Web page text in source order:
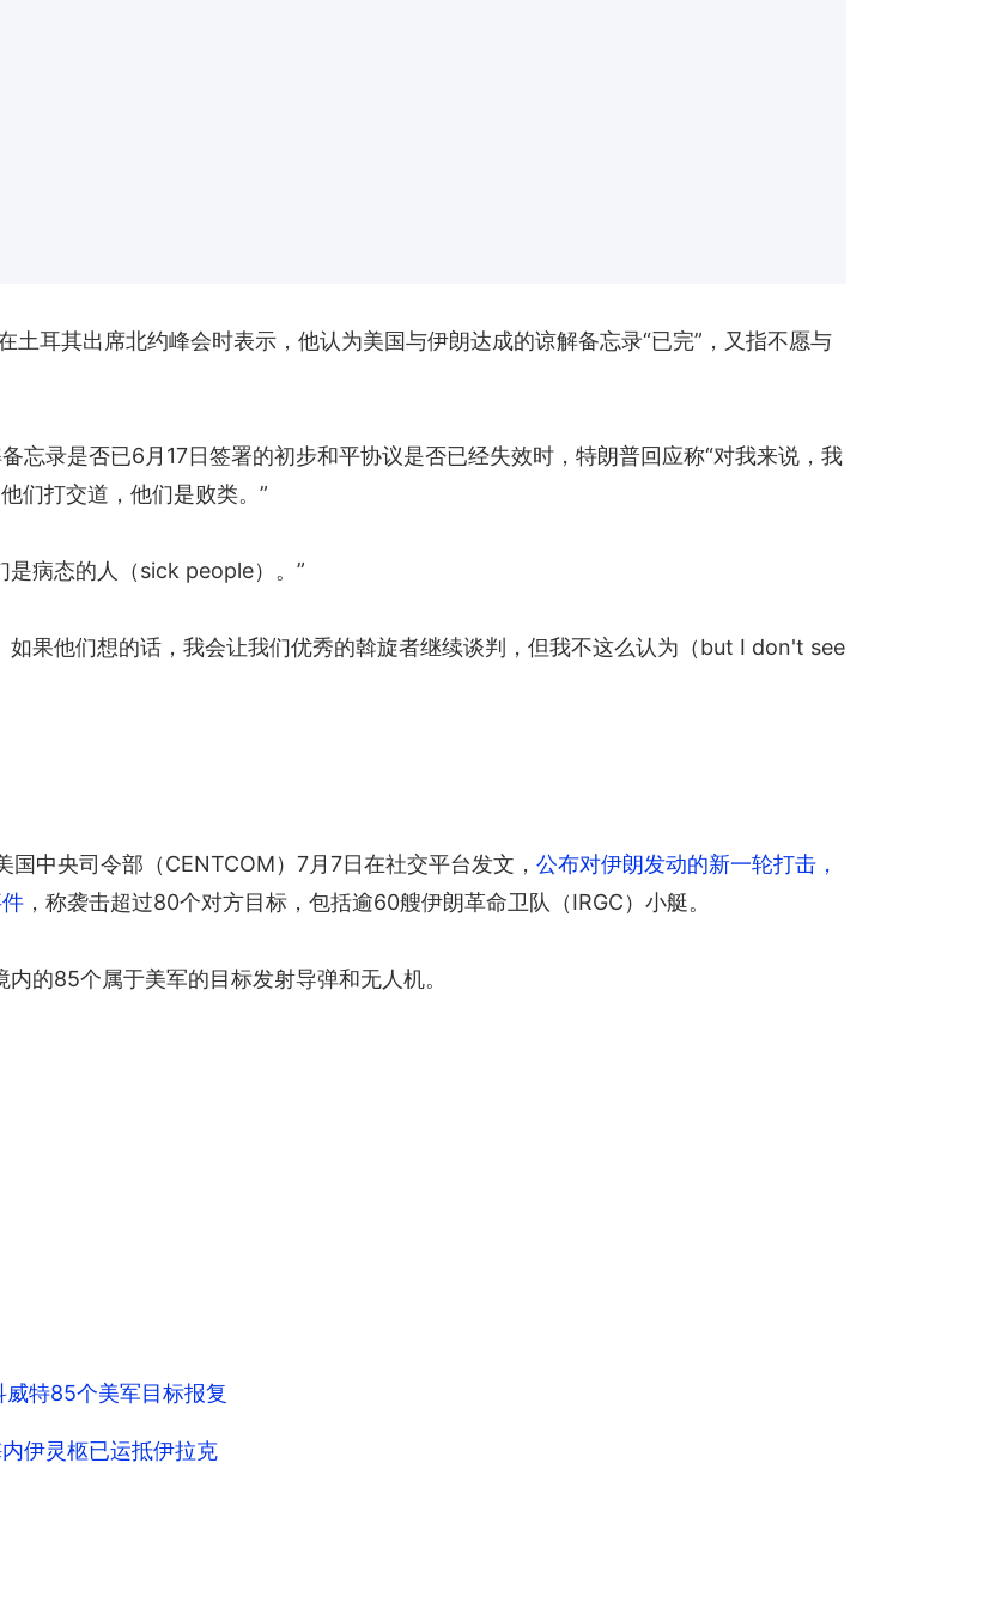
耳其出席北约峰会时表示，他认为美国与伊朗达成的谅解备忘录“已完”，又指不愿与
忘录是否已6月17日签署的初步和平协议是否已经失效时，特朗普回应称“对我来说，我
们打交道，他们是败类。”
是病态的人（sick people）。”
如果他们想的话，我会让我们优秀的斡旋者继续谈判，但我不这么认为（but I don't see
中央司令部（CENTCOM）7月7日在社交平台发文， 公布对伊朗发动的新一轮打击，
，称袭击超过80个对方目标，包括逾60艘伊朗革命卫队（IRGC）小艇。
的85个属于美军的目标发射导弹和无人机。
特85个美军目标报复
伊灵柩已运抵伊拉克